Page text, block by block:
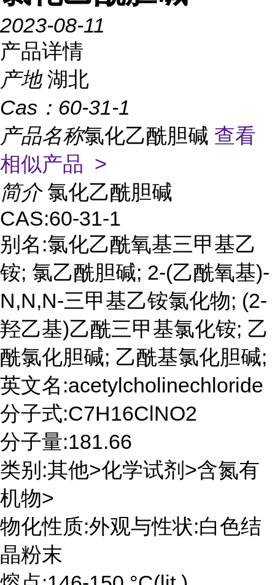
2023-08-11
产品详情
产地 湖北
Cas： 60-31-1
产品名称氯化乙酰胆碱 查看
相似产品 >
简介 氯化乙酰胆碱
CAS:60-31-1
别名:氯化乙酰氧基三甲基乙
铵; 氯乙酰胆碱; 2-(乙酰氧基)-
N,N,N-三甲基乙铵氯化物; (2-
羟乙基)乙酰三甲基氯化铵; 乙
酰氯化胆碱; 乙酰基氯化胆碱;
英文名:acetylcholinechloride
分子式:C7H16ClNO2
分子量:181.66
类别:其他>化学试剂>含氮有
机物>
物化性质:外观与性状:白色结
晶粉末